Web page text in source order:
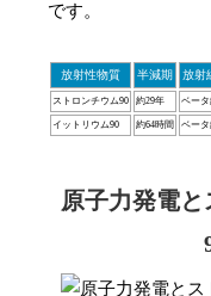
です。
放射性物質 半減期 放射
ストロンチウム90 約29年 ベータ
イットリウム90 約64時間 ベータ
原子力発電